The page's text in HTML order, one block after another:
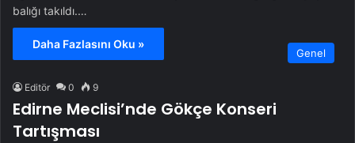
balığı takıldı.…
Daha Fazlasını Oku »
Genel
Editör 0 9
Edirne Meclisi’nde Gökçe Konseri
Tartışması